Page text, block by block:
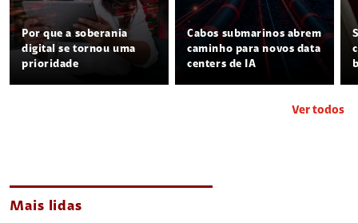
Por que a soberania
digital se tornou uma
prioridade
Cabos submarinos abrem
caminho para novos data
centers de IA
Ver todos
Mais lidas